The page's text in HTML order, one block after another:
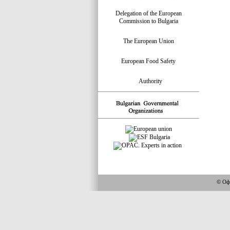
Delegation of the European
Commission to Bulgaria
The European Union
European Food Safety
Authority
©